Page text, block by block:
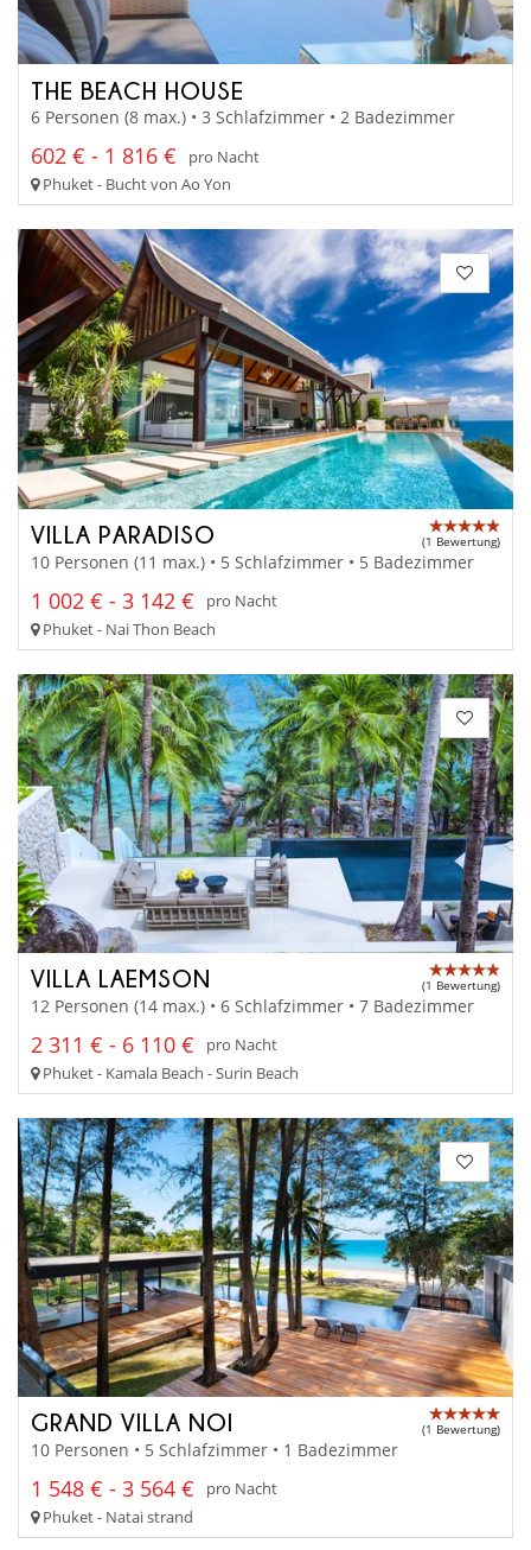
THE BEACH HOUSE
6 Personen (8 max.) • 3 Schlafzimmer • 2 Badezimmer
602 € - 1 816 €
pro Nacht
Phuket - Bucht von Ao Yon
VILLA PARADISO (1 Bewertung)
10 Personen (11 max.) • 5 Schlafzimmer • 5 Badezimmer
1 002 € - 3 142 €
pro Nacht
Phuket - Nai Thon Beach
VILLA LAEMSON (1 Bewertung)
12 Personen (14 max.) • 6 Schlafzimmer • 7 Badezimmer
2 311 € - 6 110 €
pro Nacht
Phuket - Kamala Beach - Surin Beach
GRAND VILLA NOI (1 Bewertung)
10 Personen • 5 Schlafzimmer • 1 Badezimmer
1 548 € - 3 564 €
pro Nacht
Phuket - Natai strand